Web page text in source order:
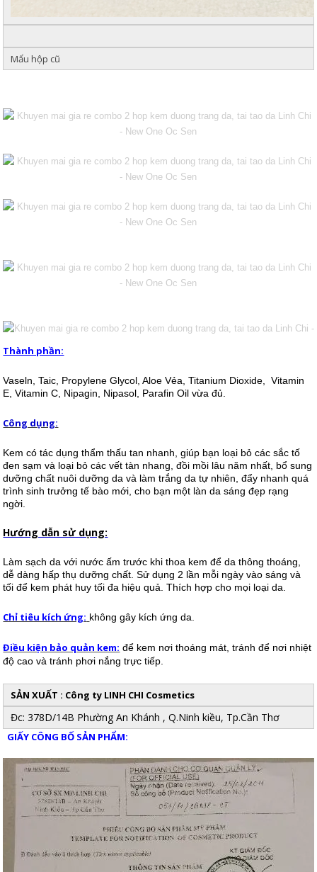
Mẩu hộp cũ
Thành phần:
Vaseln, Taic, Propylene Glycol, Aloe Vẻa, Titanium Dioxide, Vitamin
E, Vitamin C, Nipagin, Nipasol, Parafin Oil vừa đủ.
Công dụng:
Kem có tác dụng thẩm thấu tan nhanh, giúp bạn loại bỏ các sắc tố
đen sạm và loại bỏ các vết tàn nhang, đồi mồi lâu năm nhất, bổ sung
dưỡng chất nuôi dưỡng da và làm trắng da tự nhiên, đẩy nhanh quá
trình sinh trưởng tế bào mới, cho bạn một làn da sáng đẹp rạng
ngời.
Hướng dẫn sử dụng:
Làm sạch da với nước ấm trước khi thoa kem để da thông thoáng,
dễ dàng hấp thụ dưỡng chất. Sử dụng 2 lần mỗi ngày vào sáng và
tối để kem phát huy tối đa hiệu quả. Thích hợp cho mọi loại da.
Chỉ tiêu kích ứng: không gây kích ứng da.
Điều kiện bảo quản kem: để kem nơi thoáng mát, tránh để nơi nhiệt
độ cao và tránh phơi nắng trực tiếp.
SẢN XUẤT : Công ty LINH CHI Cosmetics
Đc: 378D/14B Phường An Khánh , Q.Ninh kiều, Tp.Cần Thơ
GIẤY CÔNG BỐ SẢN PHẨM: